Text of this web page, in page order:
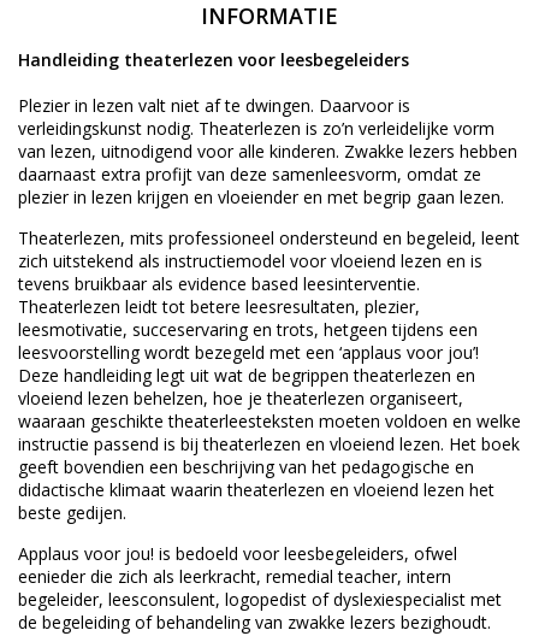
INFORMATIE
Handleiding theaterlezen voor leesbegeleiders
Plezier in lezen valt niet af te dwingen. Daarvoor is
verleidingskunst nodig. Theaterlezen is zo’n verleidelijke vorm
van lezen, uitnodigend voor alle kinderen. Zwakke lezers hebben
daarnaast extra profijt van deze samenleesvorm, omdat ze
plezier in lezen krijgen en vloeiender en met begrip gaan lezen.
Theaterlezen, mits professioneel ondersteund en begeleid, leent
zich uitstekend als instructiemodel voor vloeiend lezen en is
tevens bruikbaar als evidence based leesinterventie.
Theaterlezen leidt tot betere leesresultaten, plezier,
leesmotivatie, succeservaring en trots, hetgeen tijdens een
leesvoorstelling wordt bezegeld met een ‘applaus voor jou’!
Deze handleiding legt uit wat de begrippen theaterlezen en
vloeiend lezen behelzen, hoe je theaterlezen organiseert,
waaraan geschikte theaterleesteksten moeten voldoen en welke
instructie passend is bij theaterlezen en vloeiend lezen. Het boek
geeft bovendien een beschrijving van het pedagogische en
didactische klimaat waarin theaterlezen en vloeiend lezen het
beste gedijen.
Applaus voor jou! is bedoeld voor leesbegeleiders, ofwel
eenieder die zich als leerkracht, remedial teacher, intern
begeleider, leesconsulent, logopedist of dyslexiespecialist met
de begeleiding of behandeling van zwakke lezers bezighoudt.